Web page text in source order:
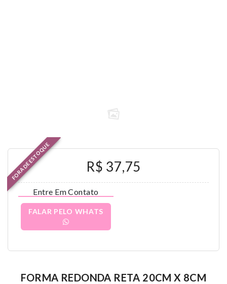
FORA DE ESTOQUE R$ 37,75
Entre Em Contato
FALAR PELO WHATS
FORMA REDONDA RETA 20CM X 8CM